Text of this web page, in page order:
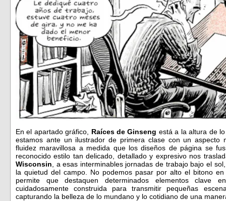
En el apartado gráfico, Raíces de Ginseng está a la altura de
estamos ante un ilustrador de primera clase con un aspecto
fluidez maravillosa a medida que los diseños de página se
reconocido estilo tan delicado, detallado y expresivo nos
Wisconsin , a esas interminables jornadas de trabajo bajo el
la quietud del campo. No podemos pasar por alto el bitono
permite que destaquen determinados elementos clave
cuidadosamente construida para transmitir pequeñas
capturando la belleza de lo mundano y lo cotidiano de una